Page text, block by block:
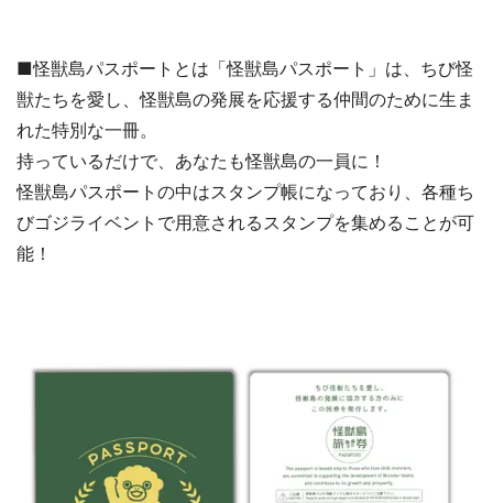
■怪獣島パスポートとは「怪獣島パスポート」は、ちび怪
獣たちを愛し、怪獣島の発展を応援する仲間のために生ま
れた特別な一冊。
持っているだけで、あなたも怪獣島の一員に！
怪獣島パスポートの中はスタンプ帳になっており、各種ち
びゴジライベントで用意されるスタンプを集めることが可
能！